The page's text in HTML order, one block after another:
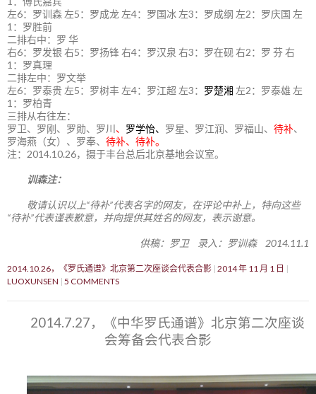
左6：罗训森 左5：罗成龙 左4：罗国冰 左3：罗成纲 左2：罗庆国 左
1：罗胜前
二排右中：罗 华
右6：罗发银 右5：罗扬锋 右4：罗汉泉 右3：罗在砚 右2：罗 芬 右
1：罗真理
二排左中：罗文举
左6：罗泰贵 左5：罗树丰 左4：罗江超 左3： 罗楚湘 左2：罗泰雄 左
1：罗柏青
三排从右往左：
罗卫、罗刚、罗勋、罗川 、 罗学怡、 罗星、罗江润、罗福山、 待补、
罗海燕（女）、罗奉、 待补、待补。
注：2014.10.26，摄于丰台总后北京基地会议室。
训森注：
敬请认识以上“待补”代表名字的网友，在评论中补上，特向这些
“待补”代表谨表歉意，并向提供其姓名的网友，表示谢意。
供稿：罗卫 录入：罗训森 2014.11.1
2014.10.26，《罗氏通谱》北京第二次座谈会代表合影 2014 年 11 月 1 日
LUOXUNSEN 5 COMMENTS
2014.7.27，《中华罗氏通谱》北京第二次座谈
会筹备会代表合影